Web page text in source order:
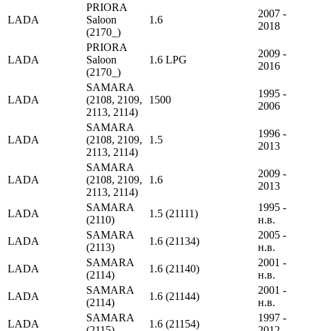
LADA
PRIORA
Saloon
(2170_)
1.6
2007 -
2018
LADA
PRIORA
Saloon
(2170_)
1.6 LPG
2009 -
2016
LADA
SAMARA
(2108, 2109,
2113, 2114)
1500
1995 -
2006
LADA
SAMARA
(2108, 2109,
2113, 2114)
1.5
1996 -
2013
LADA
SAMARA
(2108, 2109,
2113, 2114)
1.6
2009 -
2013
LADA
SAMARA
(2110)
1.5 (21111)
1995 -
н.в.
LADA
SAMARA
(2113)
1.6 (21134)
2005 -
н.в.
LADA
SAMARA
(2114)
1.6 (21140)
2001 -
н.в.
LADA
SAMARA
(2114)
1.6 (21144)
2001 -
н.в.
LADA
SAMARA
1.6 (21154)
1997 -